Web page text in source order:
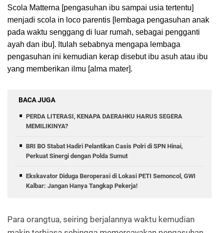
Scola Matterna [pengasuhan ibu sampai usia tertentu]
menjadi scola in loco parentis [lembaga pengasuhan anak
pada waktu senggang di luar rumah, sebagai pengganti
ayah dan ibu]. ltulah sebabnya mengapa lembaga
pengasuhan ini kemudian kerap disebut ibu asuh atau ibu
yang memberikan ilmu [alma mater].
BACA JUGA
PERDA LITERASI, KENAPA DAERAHKU HARUS SEGERA
MEMILIKINYA?
BRI BO Stabat Hadiri Pelantikan Casis Polri di SPN Hinai,
Perkuat Sinergi dengan Polda Sumut
Ekskavator Diduga Beroperasi di Lokasi PETI Semoncol, GWI
Kalbar: Jangan Hanya Tangkap Pekerja!
Para orangtua, seiring berjalannya waktu kemudian